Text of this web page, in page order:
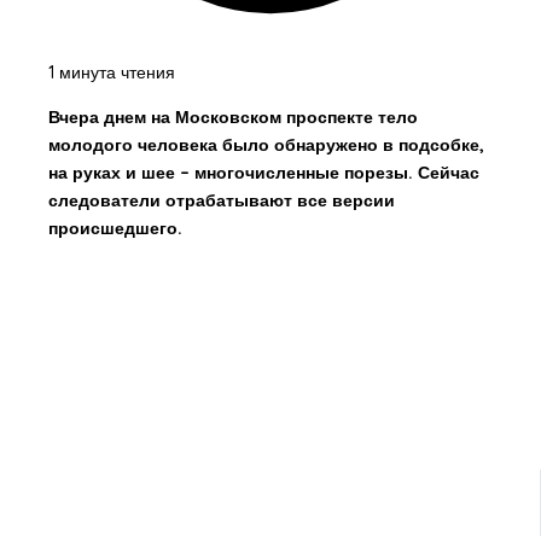
1 минута чтения
Вчера днем на Московском проспекте тело
молодого человека было обнаружено в подсобке,
на руках и шее – многочисленные порезы. Сейчас
следователи отрабатывают все версии
происшедшего.